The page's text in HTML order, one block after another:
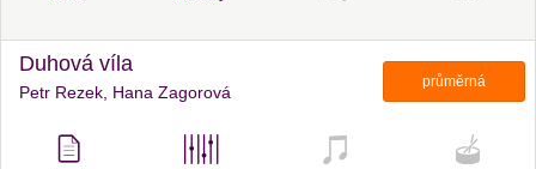
Duhová víla
Petr Rezek, Hana Zagorová
průměrná